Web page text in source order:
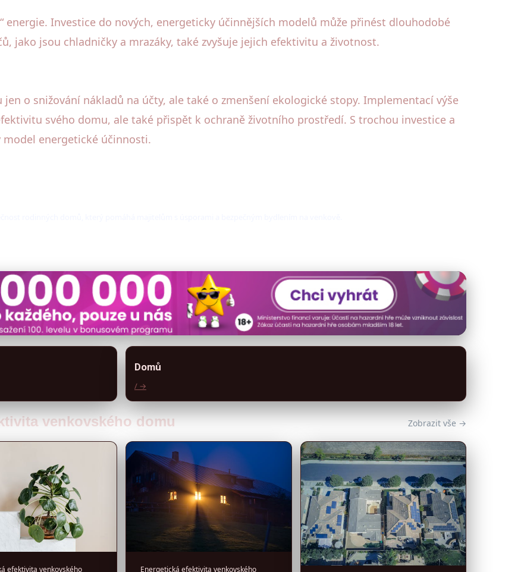
energie. Investice do nových, energeticky účinnějších modelů může přinést dlouhodobé
jako jsou chladničky a mrazáky, také zvyšuje jejich efektivitu a životnost.
jen o snižování nákladů na účty, ale také o zmenšení ekologické stopy. Implementací výše
svého domu, ale také přispět k ochraně životního prostředí. S trochou investice a
energetické účinnosti.
Domů
/ →
venkovského domu Zobrazit vše →
efektivita venkovského Energetická efektivita venkovského